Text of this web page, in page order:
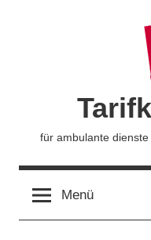
für ambulante
Menü